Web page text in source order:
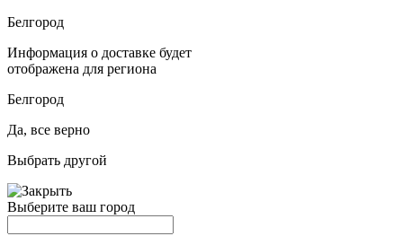
Белгород
Информация о доставке будет
отображена для региона
Белгород
Да, все верно
Выбрать другой
Выберите ваш город